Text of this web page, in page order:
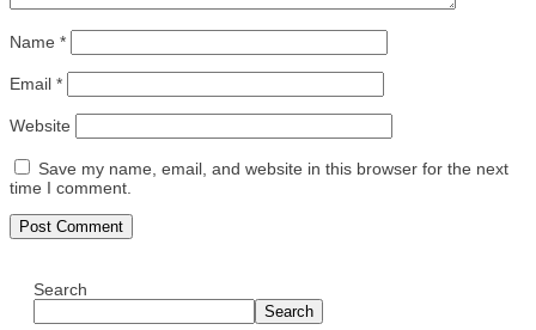
Name *
Email *
Website
Save my name, email, and website in this browser for the next
time I comment.
Search
Search